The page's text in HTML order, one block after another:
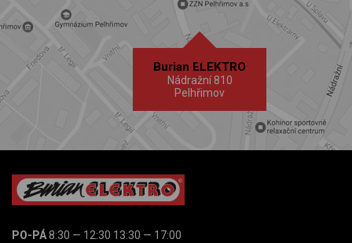
Burian ELEKTRO
Nádražní 810
Pelhřimov
PO-PÁ8:30 — 12:30 13:30 — 17:00